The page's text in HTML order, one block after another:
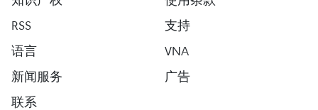
RSS
支持
语言
VNA
新闻服务
广告
联系